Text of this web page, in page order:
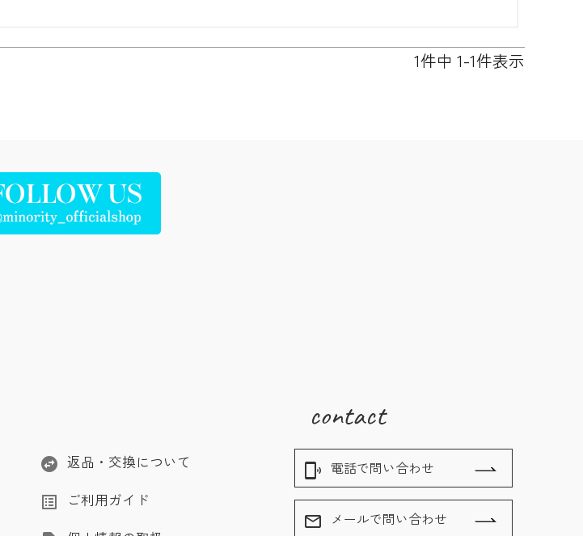
1件中 1-1件表示
swap_horizontal_circle 返品・交換について
list_alt ご利用ガイド
contact
phonelink_ring 電話で問い合わせ
mail_outline メールで問い合わせ